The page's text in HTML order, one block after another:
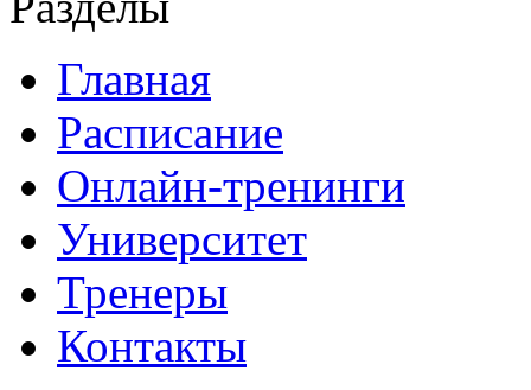
Главная
Расписание
Онлайн-тренинги
Университет
Тренеры
Контакты